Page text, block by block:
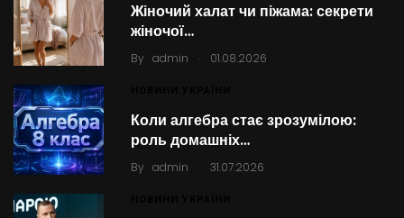
Жіночий халат чи піжама: секрети
жіночої…
By admin . 01.08.2026
Коли алгебра стає зрозумілою:
роль домашніх…
By admin . 31.07.2026